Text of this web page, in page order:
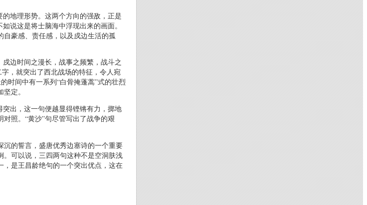
地理形势。这两个方向的强敌，正是
说这是将士脑海中浮现出来的画面。
豪感、责任感，以及戍边生活的孤
边时间之漫长，战事之频繁，战斗之
，就突出了西北战场的特征，令人宛
时间中有一系列“白骨掩蓬蒿”式的壮烈
定。
出，这一句便越显得铿锵有力，掷地
照。“黄沙”句尽管写出了战争的艰
的誓言，盛唐优秀边塞诗的一个重要
可以说，三四两句这种不是空洞肤浅
是王昌龄绝句的一个突出优点，这在